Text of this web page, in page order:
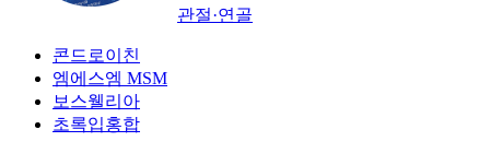
관절·연골
콘드로이친
엠에스엠 MSM
보스웰리아
초록입홍합